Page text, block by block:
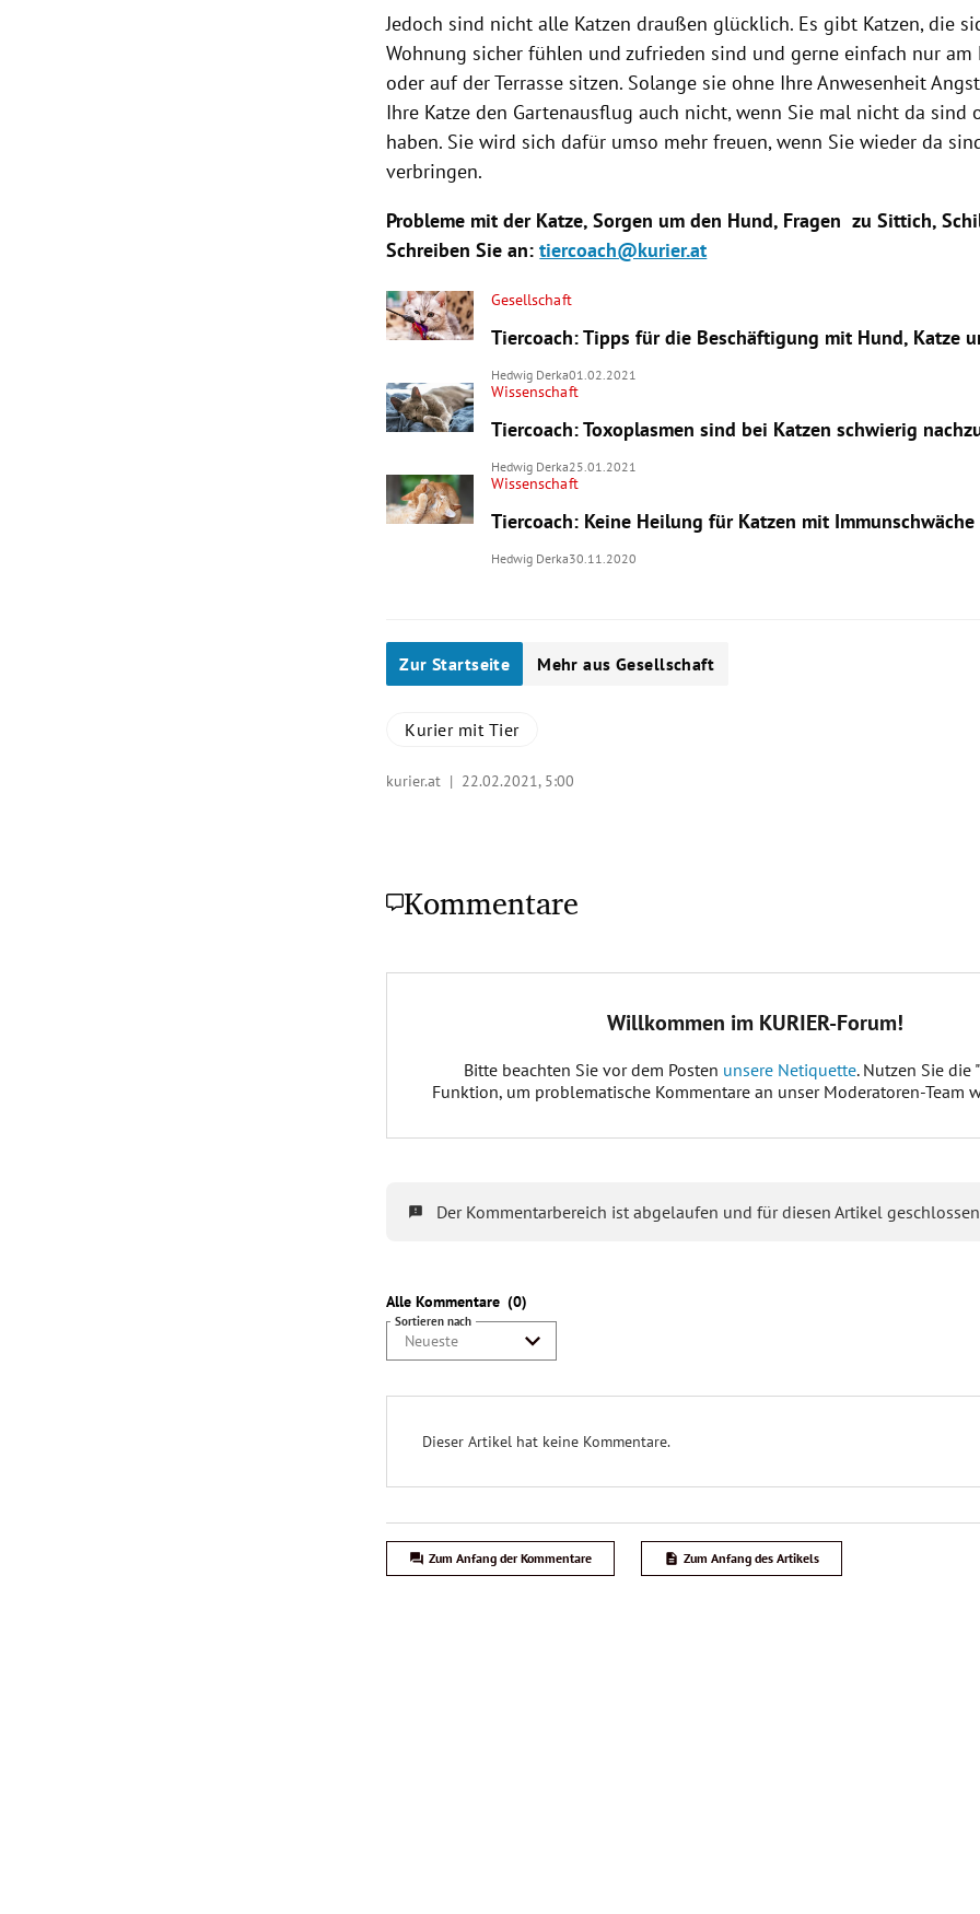
Jedoch sind nicht alle Katzen draußen glücklich. Es gibt Katzen, die
Wohnung sicher fühlen und zufrieden sind und gerne einfach nur am
oder auf der Terrasse sitzen. Solange sie ohne Ihre Anwesenheit
Ihre Katze den Gartenausflug auch nicht, wenn Sie mal nicht da sind
haben. Sie wird sich dafür umso mehr freuen, wenn Sie wieder da
verbringen.
Probleme mit der Katze, Sorgen um den Hund, Fragen zu Sittich,
Schreiben Sie an:tiercoach@kurier.at
Gesellschaft
Tiercoach: Tipps für die Beschäftigung mit Hund, Katze
Hedwig Derka01.02.2021
Wissenschaft
Tiercoach: Toxoplasmen sind bei Katzen schwierig
Hedwig Derka25.01.2021
Wissenschaft
Tiercoach: Keine Heilung für Katzen mit Immunschwäche
Hedwig Derka30.11.2020
Zur Startseite Mehr aus Gesellschaft
Kurier mit Tier
kurier.at | 22.02.2021, 5:00
Kommentare